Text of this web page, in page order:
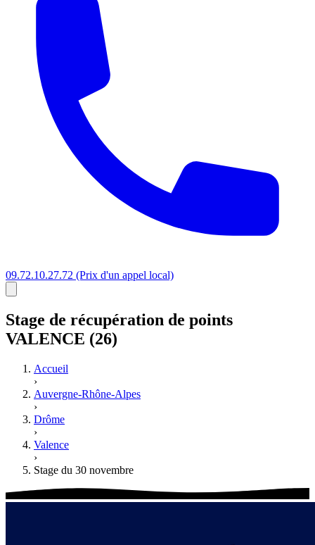
09.72.10.27.72 (Prix d'un appel local)
Stage de récupération de points
VALENCE (26)
Accueil
›
Auvergne-Rhône-Alpes
›
Drôme
›
Valence
›
Stage du 30 novembre